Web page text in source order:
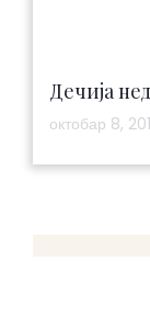
Дечија
октобар 8,